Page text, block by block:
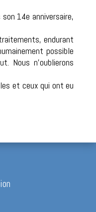
14e anniversaire,
endurant
possible
Nous n’oublierons
et ceux qui ont eu